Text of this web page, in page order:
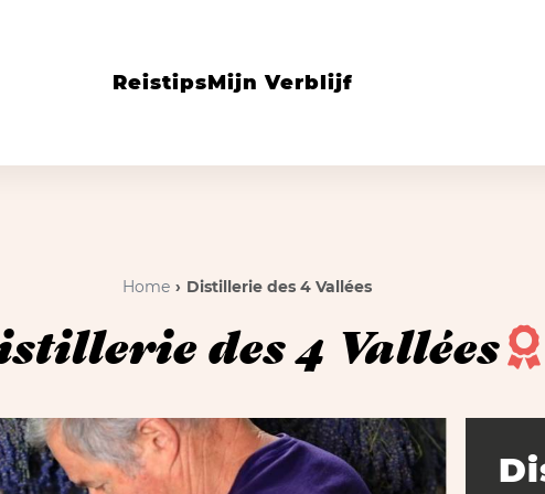
ReistipsMijn Verblijf
Home Distillerie des 4 Vallées
des 4 Vallées